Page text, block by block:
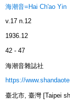
海潮音=Hai Ch'ao Yin
v.17 n.12
1936.12
42 - 47
海潮音雜誌社
https://
臺北市, 臺灣 [Taipei